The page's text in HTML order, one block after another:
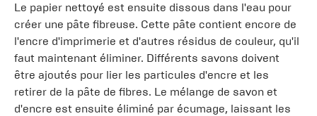
Le papier nettoyé est ensuite dissous dans l'eau pour
créer une pâte fibreuse. Cette pâte contient encore de
l'encre d'imprimerie et d'autres résidus de couleur, qu'il
faut maintenant éliminer. Différents savons doivent
être ajoutés pour lier les particules d'encre et les
retirer de la pâte de fibres. Le mélange de savon et
d'encre est ensuite éliminé par écumage, laissant les